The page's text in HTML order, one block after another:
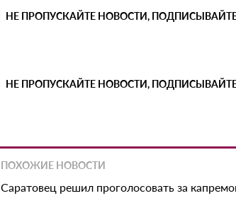
НЕ ПРОПУСКАЙТЕ НОВОСТИ,
НЕ ПРОПУСКАЙТЕ НОВОСТИ,
ПОХОЖИЕ НОВОСТИ
Саратовец решил проголосовать за